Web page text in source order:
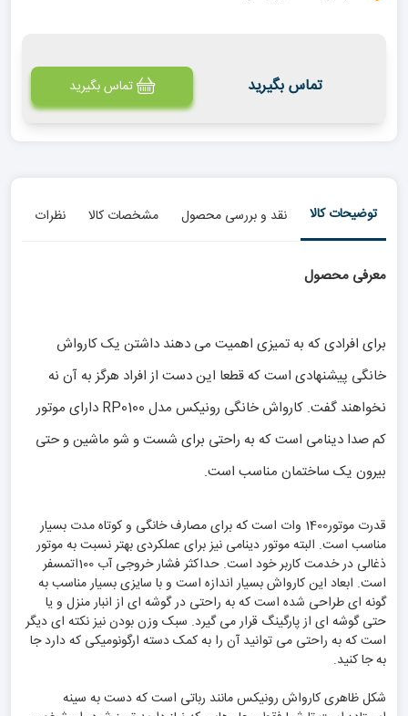
تماس بگیرید تماس بگیرید
توضیحات کالا نقد و بررسی محصول مشخصات کالا نظرات
معرفی محصول
برای افرادی که به تمیزی اهمیت می دهند داشتن یک کارواش
خانگی پیشنهادی است که قطعا این دست از افراد هرگز به آن نه
نخواهند گفت. کارواش خانگی رونیکس مدل RP0100 دارای موتور
کم صدا دینامی است که به راحتی برای شست و شو ماشین و حتی
بیرون یک ساختمان مناسب است.
قدرت موتور1400 وات است که برای مصارف خانگی و کوتاه مدت بسیار
مناسب است. البته موتور دینامی نیز برای عملکردی بهتر نسبت به موتور
ذغالی در خدمت کاربر خود است. حداکثر فشار خروجی آب 100اتمسفر
است. ابعاد این کارواش بسیار اندازه است و با سایزی بسیار مناسب به
گونه ای طراحی شده است که به راحتی در گوشه ای از انبار منزل و یا
حتی گوشه ای از پارگینگ قرار می گیرد. سبک وزن بودن نیز نکته ای دیگر
است که به راحتی می توانید آن را به کمک دسته ارگونومیکی که دارد جا
به جا کنید.
شکل ظاهری کارواش رونیکس مانند رباتی است که دست به سینه